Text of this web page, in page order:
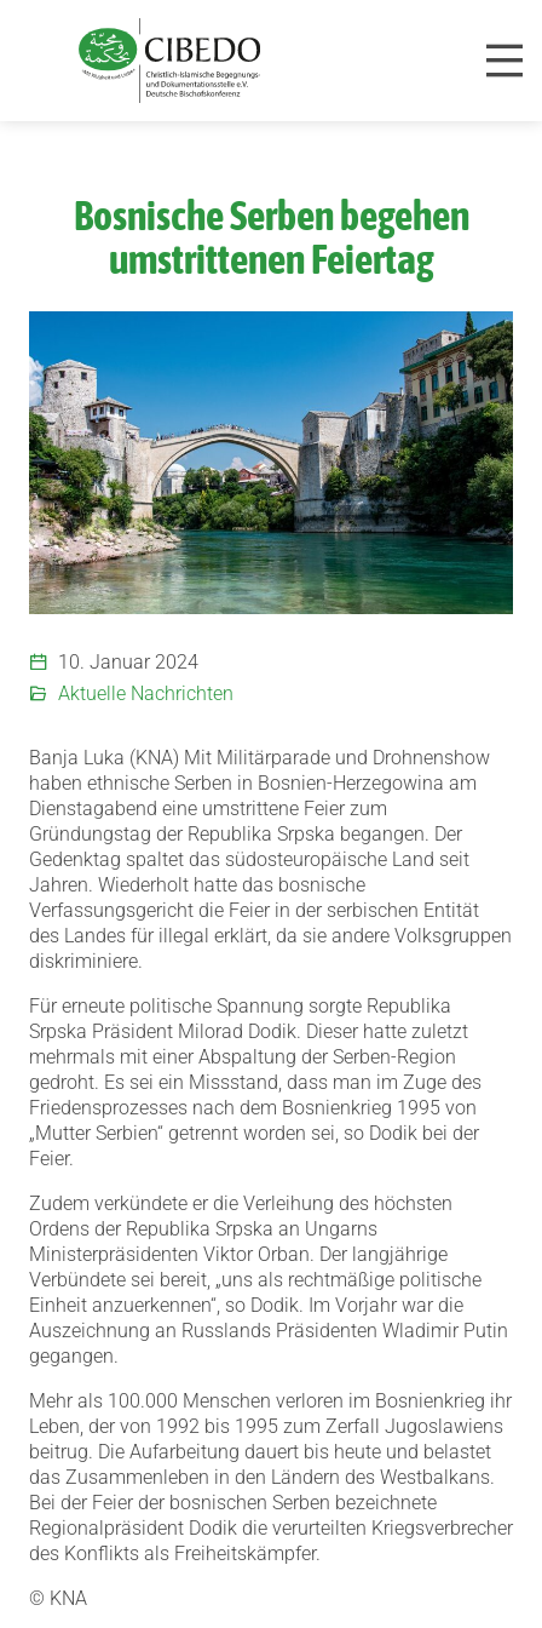
Bosnische Serben begehen
umstrittenen Feiertag
10. Januar 2024
Aktuelle Nachrichten
Banja Luka (KNA) Mit Militärparade und Drohnenshow
haben ethnische Serben in Bosnien-Herzegowina am
Dienstagabend eine umstrittene Feier zum
Gründungstag der Republika Srpska begangen. Der
Gedenktag spaltet das südosteuropäische Land seit
Jahren. Wiederholt hatte das bosnische
Verfassungsgericht die Feier in der serbischen Entität
des Landes für illegal erklärt, da sie andere Volksgruppen
diskriminiere.
Für erneute politische Spannung sorgte Republika
Srpska Präsident Milorad Dodik. Dieser hatte zuletzt
mehrmals mit einer Abspaltung der Serben-Region
gedroht. Es sei ein Missstand, dass man im Zuge des
Friedensprozesses nach dem Bosnienkrieg 1995 von
„Mutter Serbien“ getrennt worden sei, so Dodik bei der
Feier.
Zudem verkündete er die Verleihung des höchsten
Ordens der Republika Srpska an Ungarns
Ministerpräsidenten Viktor Orban. Der langjährige
Verbündete sei bereit, „uns als rechtmäßige politische
Einheit anzuerkennen“, so Dodik. Im Vorjahr war die
Auszeichnung an Russlands Präsidenten Wladimir Putin
gegangen.
Mehr als 100.000 Menschen verloren im Bosnienkrieg ihr
Leben, der von 1992 bis 1995 zum Zerfall Jugoslawiens
beitrug. Die Aufarbeitung dauert bis heute und belastet
das Zusammenleben in den Ländern des Westbalkans.
Bei der Feier der bosnischen Serben bezeichnete
Regionalpräsident Dodik die verurteilten Kriegsverbrecher
des Konflikts als Freiheitskämpfer.
© KNA